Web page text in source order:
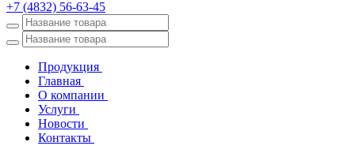
+7 (4832) 56-63-45
Продукция
Главная
О компании
Услуги
Новости
Контакты